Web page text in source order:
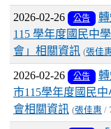
2026-02-26 公告
115 學年度國民中
會」相關資訊 (張佳
2026-02-26 公告
市115學年度國民
會相關資訊 (張佳惠 /